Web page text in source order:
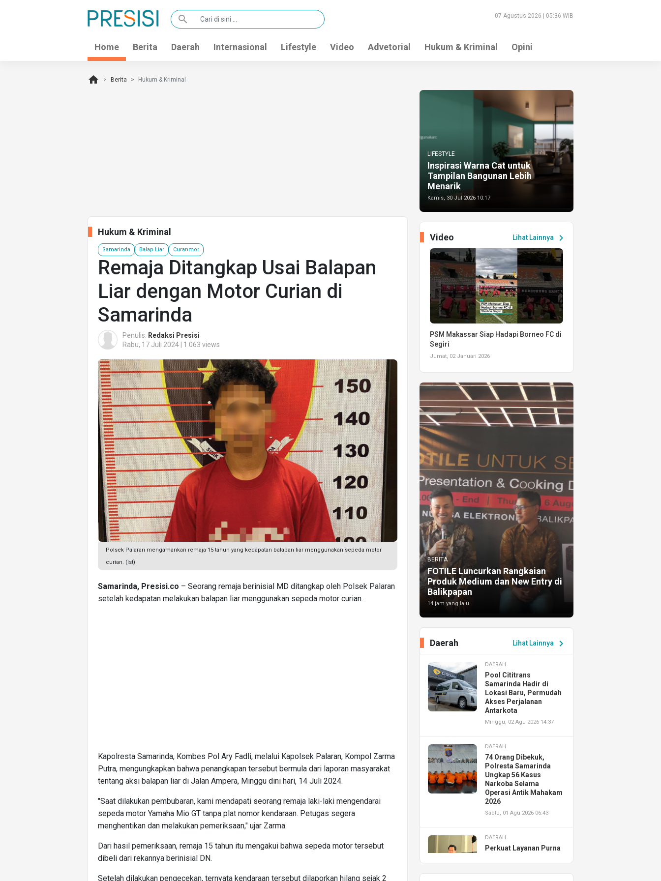
search 07 Agustus 2026 | 05:36 WIB
Home Berita Daerah Internasional Lifestyle Video Advetorial Hukum & Kriminal Opini
home Berita Hukum & Kriminal
Hukum & Kriminal
Samarinda Balap Liar Curanmor
Remaja Ditangkap Usai Balapan
Liar dengan Motor Curian di
Samarinda
Penulis: Redaksi Presisi
Rabu, 17 Juli 2024 | 1.063 views
Polsek Palaran mengamankan remaja 15 tahun yang kedapatan balapan liar menggunakan sepeda motor
curian. (Ist)
Samarinda, Presisi.co – Seorang remaja berinisial MD ditangkap oleh Polsek Palaran
setelah kedapatan melakukan balapan liar menggunakan sepeda motor curian.
Kapolresta Samarinda, Kombes Pol Ary Fadli, melalui Kapolsek Palaran, Kompol Zarma
Putra, mengungkapkan bahwa penangkapan tersebut bermula dari laporan masyarakat
tentang aksi balapan liar di Jalan Ampera, Minggu dini hari, 14 Juli 2024.
"Saat dilakukan pembubaran, kami mendapati seorang remaja laki-laki mengendarai
sepeda motor Yamaha Mio GT tanpa plat nomor kendaraan. Petugas segera
menghentikan dan melakukan pemeriksaan," ujar Zarma.
Dari hasil pemeriksaan, remaja 15 tahun itu mengakui bahwa sepeda motor tersebut
dibeli dari rekannya berinisial DN.
Setelah dilakukan pengecekan, ternyata kendaraan tersebut dilaporkan hilang sejak 2
LIFESTYLE
Inspirasi Warna Cat untuk
Tampilan Bangunan Lebih
Menarik
Kamis, 30 Jul 2026 10:17
Lihat Lainnya chevron_right
Video
PSM Makassar Siap Hadapi Borneo FC di
Segiri
Jumat, 02 Januari 2026
BERITA
FOTILE Luncurkan Rangkaian
Produk Medium dan New Entry di
Balikpapan
14 jam yang lalu
Lihat Lainnya chevron_right
Daerah
DAERAH
Pool Cititrans
Samarinda Hadir di
Lokasi Baru, Permudah
Akses Perjalanan
Antarkota
Minggu, 02 Agu 2026 14:37
DAERAH
74 Orang Dibekuk,
Polresta Samarinda
Ungkap 56 Kasus
Narkoba Selama
Operasi Antik Mahakam
2026
Sabtu, 01 Agu 2026 06:43
DAERAH
Perkuat Layanan Purna
Resmikan AHASS